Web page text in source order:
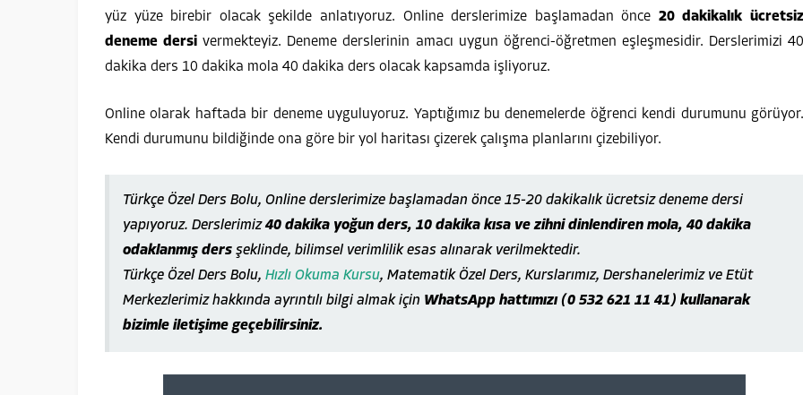
yüz yüze birebir olacak şekilde anlatıyoruz. Online derslerimize başlamadan önce 20 dakikalık ücretsiz
deneme dersi vermekteyiz. Deneme derslerinin amacı uygun öğrenci-öğretmen eşleşmesidir. Derslerimizi 40
dakika ders 10 dakika mola 40 dakika ders olacak kapsamda işliyoruz.
Online olarak haftada bir deneme uyguluyoruz. Yaptığımız bu denemelerde öğrenci kendi durumunu görüyor.
Kendi durumunu bildiğinde ona göre bir yol haritası çizerek çalışma planlarını çizebiliyor.
Türkçe Özel Ders Bolu, Online derslerimize başlamadan önce 15-20 dakikalık ücretsiz deneme dersi
yapıyoruz. Derslerimiz40 dakika yoğun ders, 10 dakika kısa ve zihni dinlendiren mola, 40 dakika
odaklanmış ders şeklinde, bilimsel verimlilik esas alınarak verilmektedir.
Türkçe Özel Ders Bolu, Hızlı Okuma Kursu, Matematik Özel Ders, Kurslarımız, Dershanelerimiz ve Etüt
Merkezlerimiz hakkında ayrıntılı bilgi almak için WhatsApp hattımızı (0 532 621 11 41) kullanarak
bizimle iletişime geçebilirsiniz.